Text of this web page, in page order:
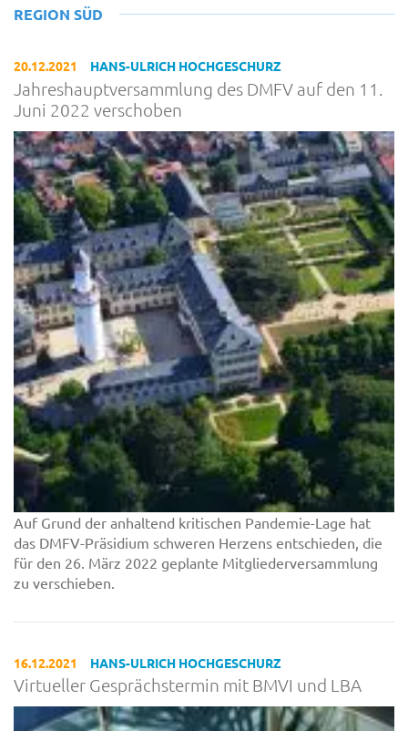
REGION SÜD
20.12.2021 HANS-ULRICH HOCHGESCHURZ
Jahreshauptversammlung des DMFV auf den 11.
Juni 2022 verschoben
Auf Grund der anhaltend kritischen Pandemie-Lage hat
das DMFV-Präsidium schweren Herzens entschieden, die
für den 26. März 2022 geplante Mitgliederversammlung
zu verschieben.
16.12.2021 HANS-ULRICH HOCHGESCHURZ
Virtueller Gesprächstermin mit BMVI und LBA